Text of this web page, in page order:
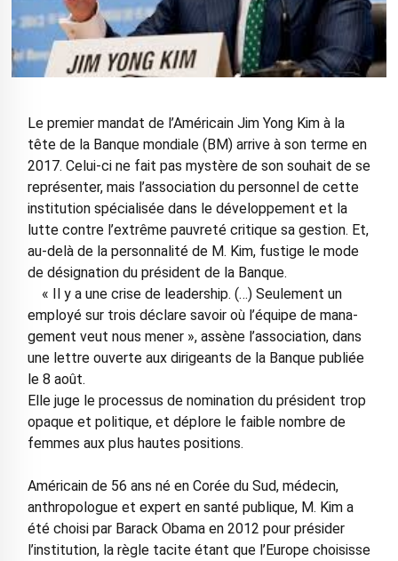
Le premier mandat de l’Américain Jim Yong Kim à la
tête de la Banque mondiale (BM) arrive à son terme en
2017. Celui-ci ne fait pas mystère de son souhait de se
représenter, mais l’association du personnel de cette
institution spécialisée dans le développement et la
lutte contre l’extrême pauvreté critique sa gestion. Et,
au-delà de la personnalité de M. Kim, fustige le mode
de désignation du président de la Banque.
« Il y a une crise de leadership. (…) Seulement un
employé sur trois déclare savoir où l’équipe de mana­
gement veut nous mener », assène l’association, dans
une lettre ouverte aux dirigeants de la Banque publiée
le 8 août.
Elle juge le processus de nomination du président trop
opaque et politique, et déplore le faible nombre de
femmes aux plus hautes positions.
Américain de 56 ans né en Corée du Sud, médecin,
anthropologue et expert en santé publique, M. Kim a
été choisi par Barack Obama en 2012 pour présider
l’institution, la règle tacite étant que l’Europe choisisse